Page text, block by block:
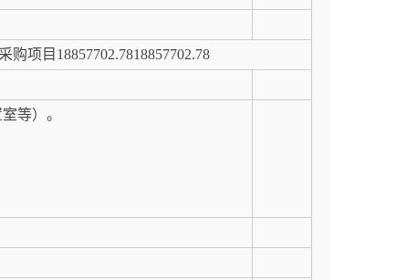
项目18857702.7818857702.78
等）。